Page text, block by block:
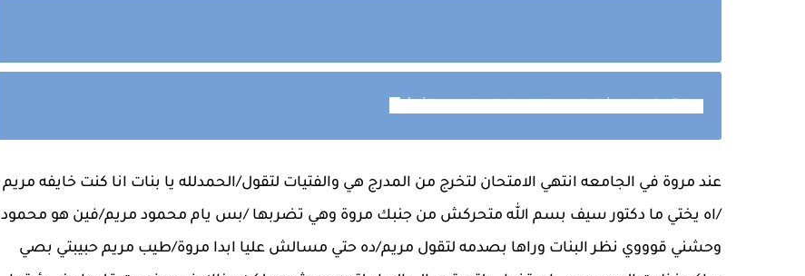
عند مروة في الجامعه انتهي الامتحان لتخرج من المدرج هي والفتيات لتقول/الحمدلله يا بنات انا كنت خايفه مريم
/اه يختي ما دكتور سيف بسم الله متحركش من جنبك مروة وهي تضربها /بس يام محمود مريم/فين هو محمود
وحشني قوووي نظر البنات وراها بصدمه لتقول مريم/ده حتي مسالش عليا ابدا مروة/طيب مريم حبيبتي بصي